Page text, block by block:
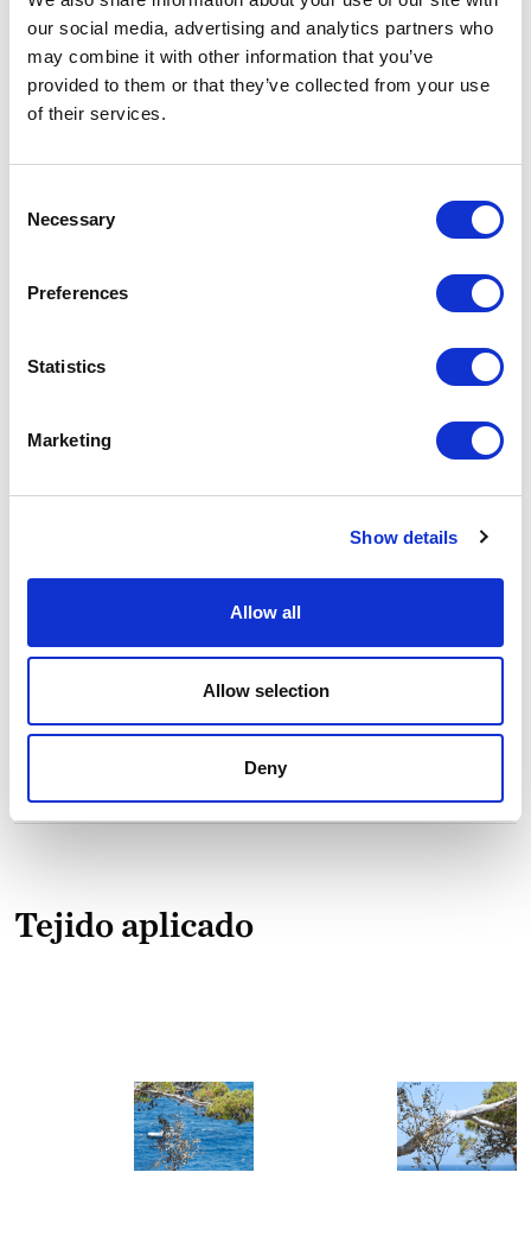
our social media, advertising and analytics partners who
may combine it with other information that you’ve
provided to them or that they’ve collected from your use
of their services.
Selection
Necessary
Preferences
Statistics
Marketing
Show details
Allow all
Allow selection
Deny
Certificados
ANÁLISIS ACV
eficiencia
SAULO_IMP
+ Fr
de agua
114.80 liters/m
de CO₂
eq/m
Tejido aplicado